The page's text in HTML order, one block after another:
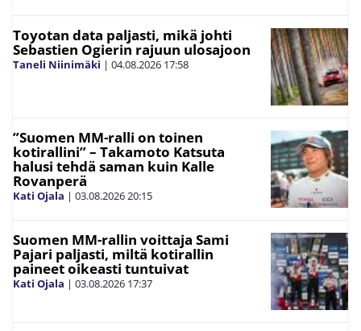
Toyotan data paljasti, mikä johti
Sebastien Ogierin rajuun ulosajoon
Taneli Niinimäki | 04.08.2026 17:58
”Suomen MM-ralli on toinen
kotirallini” – Takamoto Katsuta
halusi tehdä saman kuin Kalle
Rovanperä
Kati Ojala | 03.08.202620:15
Suomen MM-rallin voittaja Sami
Pajari paljasti, miltä kotirallin
paineet oikeasti tuntuivat
Kati Ojala | 03.08.2026 17:37